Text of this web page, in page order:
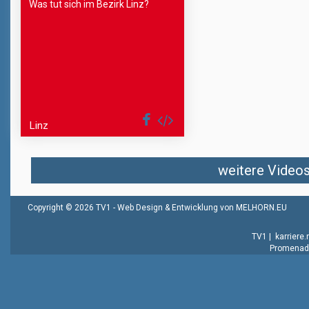
Was tut sich im Bezirk Linz?
Linz
weitere
Copyright © 2026 TV1 - Web Design & Entwicklung von MELHORN.EU
TV1